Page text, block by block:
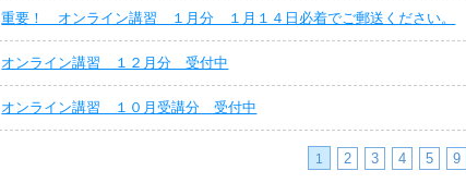
重要！ オンライン講習 １月分 １月１４日必着でご郵送ください。
オンライン講習 １２月分 受付中
オンライン講習 １０月受講分 受付中
1 2 3 4 5 9